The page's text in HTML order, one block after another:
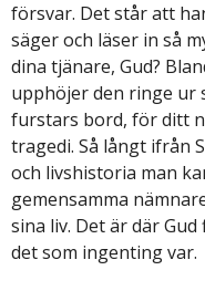
försvar. Det står att
säger och läser in så
dina tjänare, Gud?
upphöjer den ringe ur
furstars bord, för ditt
tragedi. Så långt ifrån
och livshistoria man
gemensamma
sina liv. Det är där
det som ingenting var.